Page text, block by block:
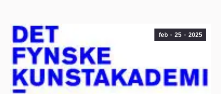
feb 25 2025